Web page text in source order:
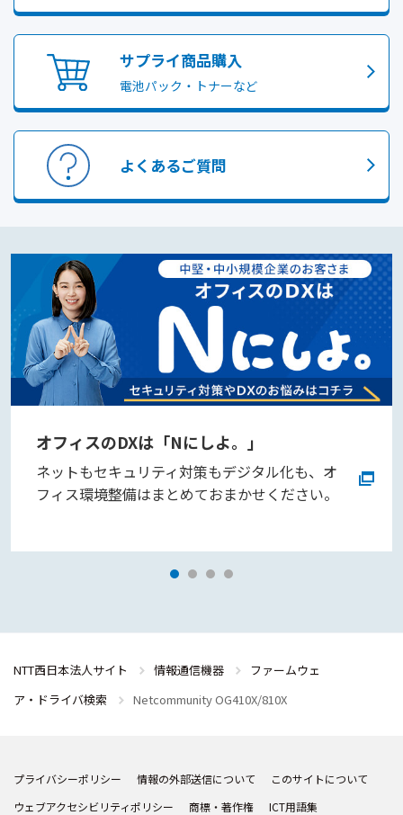
サプライ商品購入
電池パック・トナーなど
よくあるご質問
オフィスのDXは「Nにしよ。」
ネットもセキュリティ対策もデジタル化も、オ
フィス環境整備はまとめておまかせください。
NTT西日本法人サイト 情報通信機器
ファームウェ
ア・ドライバ検索
Netcommunity OG410X/810X
プライバシーポリシー 情報の外部送信について
このサイトについて
ウェブアクセシビリティポリシー
商標・著作権 ICT用語集